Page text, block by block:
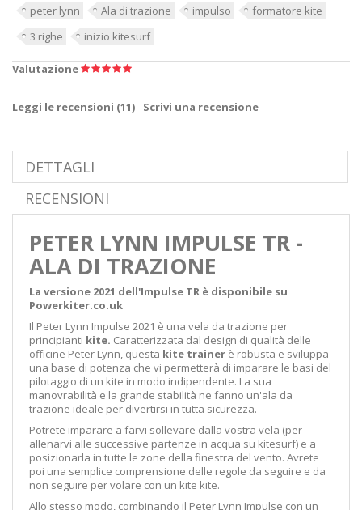
peter lynn Ala di trazione impulso
formatore kite
3 righe
inizio kitesurf
Valutazione
Leggi le recensioni (11) Scrivi una recensione
DETTAGLI
RECENSIONI
PETER LYNN IMPULSE TR -
ALA DI TRAZIONE
La versione 2021 dell'Impulse TR è disponibile su
Powerkiter.co.uk
Il Peter Lynn Impulse 2021 è una vela da trazione per
principianti kite. Caratterizzata dal design di qualità delle
officine Peter Lynn, questa kite trainer è robusta e sviluppa
una base di potenza che vi permetterà di imparare le basi del
pilotaggio di un kite in modo indipendente. La sua
manovrabilità e la grande stabilità ne fanno un'ala da
trazione ideale per divertirsi in tutta sicurezza.
Potrete imparare a farvi sollevare dalla vostra vela (per
allenarvi alle successive partenze in acqua su kitesurf) e a
posizionarla in tutte le zone della finestra del vento. Avrete
poi una semplice comprensione delle regole da seguire e da
non seguire per volare con un kite kite.
Allo stesso modo, combinando il Peter Lynn Impulse con un